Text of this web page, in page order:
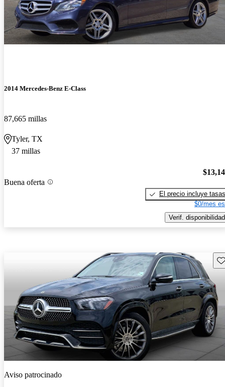
2014 Mercedes-Benz E-Class
87,665 millas
Tyler, TX
37 millas
Buena oferta
El precio incluye tasas
$0/mes
Verif. disponibilidad
Aviso patrocinado